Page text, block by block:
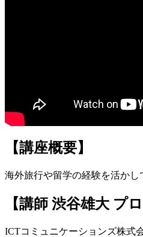
【講座概要】
海外旅行や留学の経験を活か
【講師 渋谷雄大 プ
ICTコミュニケーションズ株式